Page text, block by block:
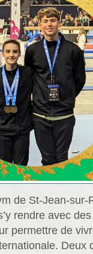
de St-Jean-sur-
rendre avec
permettre de
Deux